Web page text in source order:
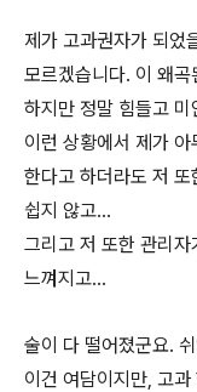
제가 고과권자가 되었
모르겠습니다. 이 왜
하지만 정말 힘들고
이런 상황에서 제가
한다고 하더라도 저 또
쉽지 않고...
그리고 저 또한 관리
느껴지고...
술이 다 떨어졌군요.
이건 여담이지만, 고